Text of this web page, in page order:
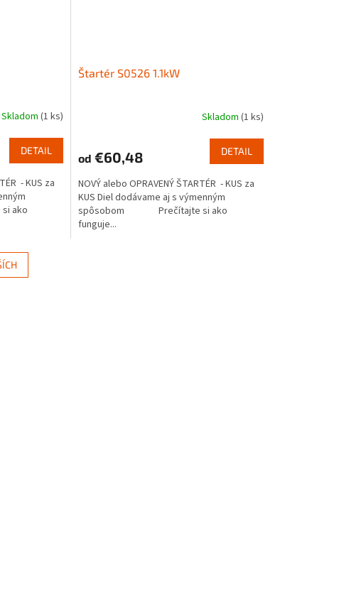
Skladom (1 ks)
DETAIL
- KUS za
ako
Štartér S0526 1.1kW
Skladom (1 ks)
od €60,48 DETAIL
NOVÝ alebo OPRAVENÝ ŠTARTÉR - KUS za
KUS Diel dodávame aj s výmenným
spôsobom Prečítajte si ako
funguje...